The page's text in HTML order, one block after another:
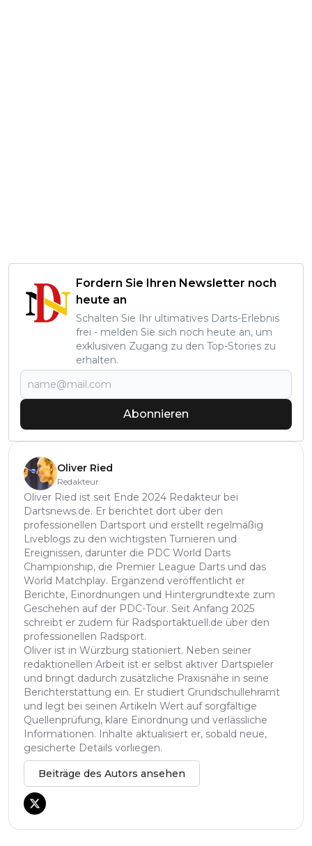
Fordern Sie Ihren Newsletter noch
heute an
Schalten Sie Ihr ultimatives Darts-Erlebnis
frei - melden Sie sich noch heute an, um
exklusiven Zugang zu den Top-Stories zu
erhalten.
Abonnieren
Oliver Ried
Redakteur
Oliver Ried ist seit Ende 2024 Redakteur bei
Dartsnews.de. Er berichtet dort über den
professionellen Dartsport und erstellt regelmäßig
Liveblogs zu den wichtigsten Turnieren und
Ereignissen, darunter die PDC World Darts
Championship, die Premier League Darts und das
World Matchplay. Ergänzend veröffentlicht er
Berichte, Einordnungen und Hintergrundtexte zum
Geschehen auf der PDC-Tour. Seit Anfang 2025
schreibt er zudem für Radsportaktuell.de über den
professionellen Radsport.
Oliver ist in Würzburg stationiert. Neben seiner
redaktionellen Arbeit ist er selbst aktiver Dartspieler
und bringt dadurch zusätzliche Praxisnähe in seine
Berichterstattung ein. Er studiert Grundschullehramt
und legt bei seinen Artikeln Wert auf sorgfältige
Quellenprüfung, klare Einordnung und verlässliche
Informationen. Inhalte aktualisiert er, sobald neue,
gesicherte Details vorliegen.
Beiträge des Autors ansehen